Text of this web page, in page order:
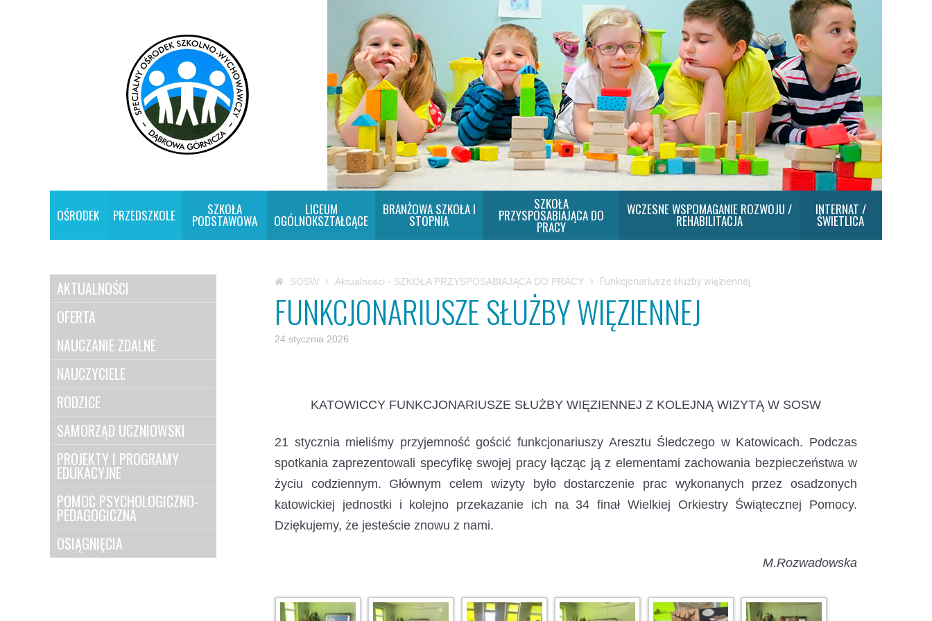
OŚRODEK PRZEDSZKOLE SZKOŁA
PODSTAWOWA
LICEUM
OGÓLNOKSZTAŁCĄCE
BRANŻOWA SZKOŁA I
STOPNIA
SZKOŁA
PRZYSPOSABIAJĄCA DO
PRACY
WCZESNE WSPOMAGANIE ROZWOJU /
REHABILITACJA
INTERNAT /
ŚWIETLICA
AKTUALNOŚCI
OFERTA
NAUCZANIE ZDALNE
NAUCZYCIELE
RODZICE
SAMORZĄD UCZNIOWSKI
PROJEKTY I PROGRAMY
EDUKACYJNE
POMOC PSYCHOLOGICZNO-
PEDAGOGICZNA
OSIĄGNIĘCIA
SOSW Aktualności - SZKOŁA PRZYSPOSABIAJĄCA DO PRACY Funkcjonariusze służby więziennej
FUNKCJONARIUSZE SŁUŻBY WIĘZIENNEJ
24 stycznia 2026
KATOWICCY FUNKCJONARIUSZE SŁUŻBY WIĘZIENNEJ Z KOLEJNĄ WIZYTĄ W SOSW
21 stycznia mieliśmy przyjemność gościć funkcjonariuszy Aresztu Śledczego w Katowicach. Podczas
spotkania zaprezentowali specyfikę swojej pracy łącząc ją z elementami zachowania bezpieczeństwa w
życiu codziennym. Głównym celem wizyty było dostarczenie prac wykonanych przez osadzonych
katowickiej jednostki i kolejno przekazanie ich na 34 finał Wielkiej Orkiestry Świątecznej Pomocy.
Dziękujemy, że jesteście znowu z nami.
M.Rozwadowska